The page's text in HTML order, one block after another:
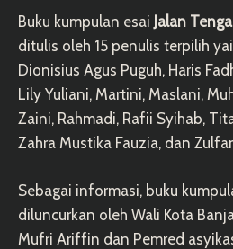
Buku kumpulan esai Jalan
ditulis oleh 15 penulis terpilih
Dionisius Agus Puguh, Haris
Lily Yuliani, Martini, Maslani,
Zaini, Rahmadi, Rafii Syihab,
Zahra Mustika Fauzia, dan
Sebagai informasi, buku
diluncurkan oleh Wali Kota
Mufri Ariffin dan Pemred